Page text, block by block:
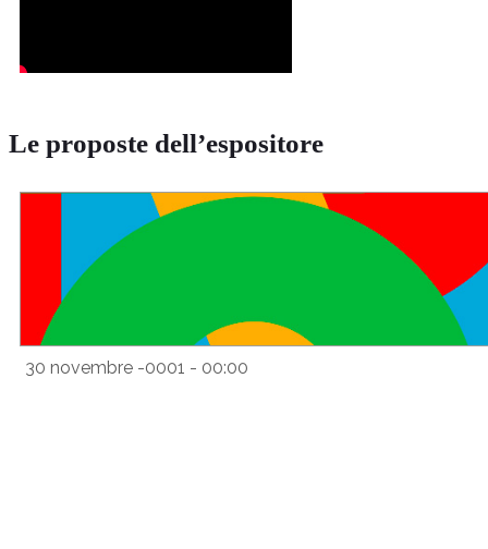
Le proposte dell’espositore
30 novembre -0001 - 00:00